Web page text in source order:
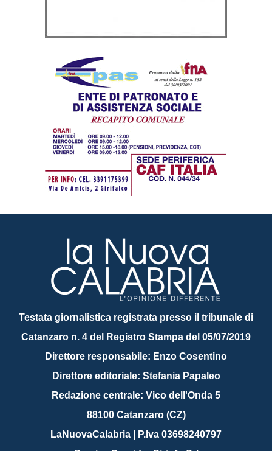
Testata giornalistica registrata presso il tribunale di
Catanzaro n. 4 del Registro Stampa del 05/07/2019
Direttore responsabile: Enzo Cosentino
Direttore editoriale: Stefania Papaleo
Redazione centrale: Vico dell'Onda 5
88100 Catanzaro (CZ)
LaNuovaCalabria | P.Iva 03698240797